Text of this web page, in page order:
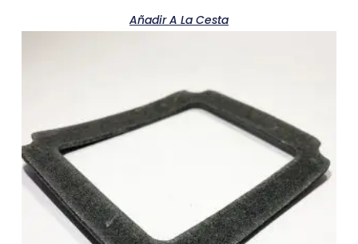
Añadir A La Cesta